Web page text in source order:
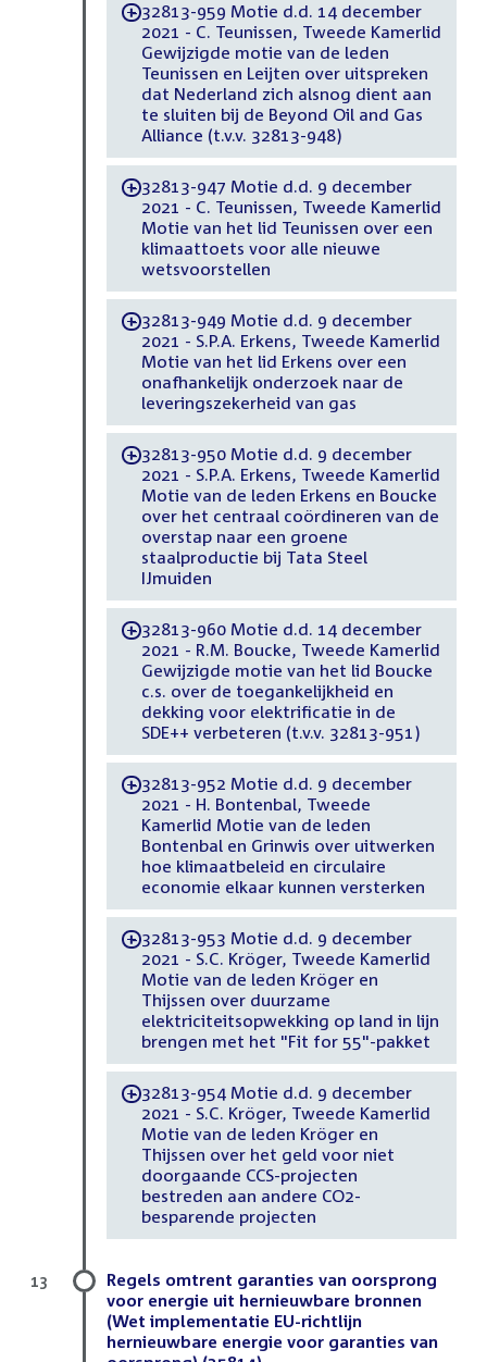
-32813-959 Motie d.d. 14 december
2021 - C. Teunissen, Tweede Kamerlid
Gewijzigde motie van de leden
Teunissen en Leijten over uitspreken
dat Nederland zich alsnog dient aan
te sluiten bij de Beyond Oil and Gas
Alliance (t.v.v. 32813-948)
-32813-947 Motie d.d. 9 december
2021 - C. Teunissen, Tweede Kamerlid
Motie van het lid Teunissen over een
klimaattoets voor alle nieuwe
wetsvoorstellen
-32813-949 Motie d.d. 9 december
2021 - S.P.A. Erkens, Tweede Kamerlid
Motie van het lid Erkens over een
onafhankelijk onderzoek naar de
leveringszekerheid van gas
-32813-950 Motie d.d. 9 december
2021 - S.P.A. Erkens, Tweede Kamerlid
Motie van de leden Erkens en Boucke
over het centraal coördineren van de
overstap naar een groene
staalproductie bij Tata Steel
IJmuiden
-32813-960 Motie d.d. 14 december
2021 - R.M. Boucke, Tweede Kamerlid
Gewijzigde motie van het lid Boucke
c.s. over de toegankelijkheid en
dekking voor elektrificatie in de
SDE++ verbeteren (t.v.v. 32813-951)
-32813-952 Motie d.d. 9 december
2021 - H. Bontenbal, Tweede
Kamerlid Motie van de leden
Bontenbal en Grinwis over uitwerken
hoe klimaatbeleid en circulaire
economie elkaar kunnen versterken
-32813-953 Motie d.d. 9 december
2021 - S.C. Kröger, Tweede Kamerlid
Motie van de leden Kröger en
Thijssen over duurzame
elektriciteitsopwekking op land in lijn
brengen met het "Fit for 55"-pakket
-32813-954 Motie d.d. 9 december
2021 - S.C. Kröger, Tweede Kamerlid
Motie van de leden Kröger en
Thijssen over het geld voor niet
doorgaande CCS-projecten
bestreden aan andere CO2-
besparende projecten
Regels omtrent garanties van oorsprong
voor energie uit hernieuwbare bronnen
(Wet implementatie EU-richtlijn
hernieuwbare energie voor garanties van
13